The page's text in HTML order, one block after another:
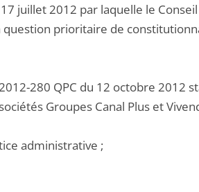
juillet 2012 par laquelle le
prioritaire de
280 QPC du 12 octobre
Groupes Canal Plus et
administrative ;